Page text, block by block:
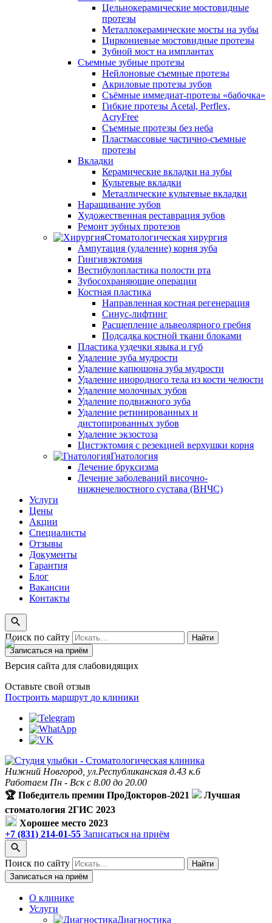
Цельнокерамические мостовидные
протезы
Металлокерамические мосты на зубы
Циркониевые мостовидные протезы
Зубной мост на имплантах
Съемные зубные протезы
Нейлоновые съемные протезы
Акриловые протезы зубов
Съёмные иммедиат‑протезы «бабочка»
Гибкие протезы Acetal, Perflex,
AcryFree
Съемные протезы без неба
Пластмассовые частично-съемные
протезы
Вкладки
Керамические вкладки на зубы
Культевые вкладки
Металлические культевые вкладки
Наращивание зубов
Художественная реставрация зубов
Ремонт зубных протезов
Стоматологическая хирургия
Ампутация (удаление) корня зуба
Гингивэктомия
Вестибулопластика полости рта
Зубосохраняющие операции
Костная пластика
Направленная костная регенерация
Синус-лифтинг
Расщепление альвеолярного гребня
Подсадка костной ткани блоками
Пластика уздечки языка и губ
Удаление зуба мудрости
Удаление капюшона зуба мудрости
Удаление инородного тела из кости челюсти
Удаление молочных зубов
Удаление подвижного зуба
Удаление ретинированных и
дистопированных зубов
Удаление экзостоза
Цистэктомия с резекцией верхушки корня
Гнатология
Лечение бруксизма
Лечение заболеваний височно-
нижнечелюстного сустава (ВНЧС)
Услуги
Цены
Акции
Специалисты
Отзывы
Документы
Гарантия
Блог
Вакансии
Контакты
Поиск по сайту
Найти
Записаться на приём
Версия сайта для слабовидящих
Оставьте свой отзыв
Построить маршрут до клиники
Нижний Новгород, ул.Республиканская д.43 к.6
Работаем Пн - Вск с 8.00 до 20.00
🏆 Победитель премии ПроДокторов-2021
Лучшая
стоматология 2ГИС 2023
Хорошее место 2023
+7 (831) 214-01-55 Записаться на приём
Поиск по сайту
Найти
Записаться на приём
О клинике
Услуги
Диагностика